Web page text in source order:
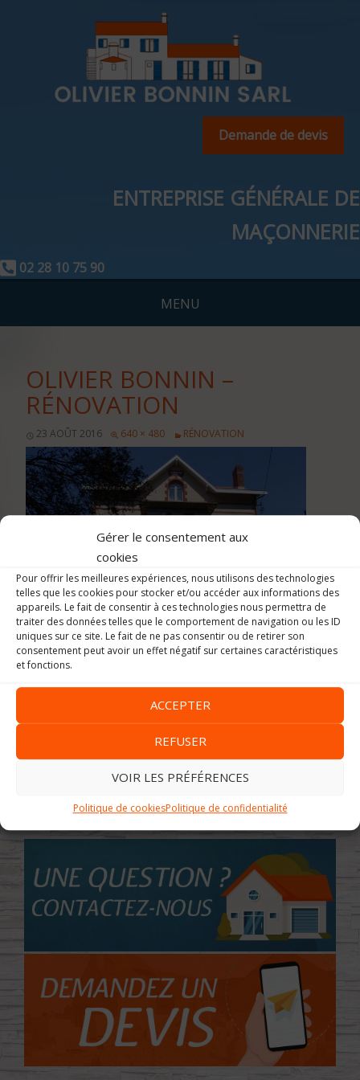
Gérer le consentement aux
cookies
Pour offrir les meilleures expériences, nous utilisons des technologies
telles que les cookies pour stocker et/ou accéder aux informations des
appareils. Le fait de consentir à ces technologies nous permettra de
traiter des données telles que le comportement de navigation ou les ID
uniques sur ce site. Le fait de ne pas consentir ou de retirer son
consentement peut avoir un effet négatif sur certaines caractéristiques
et fonctions.
ACCEPTER
REFUSER
VOIR LES PRÉFÉRENCES
Politique de cookiesPolitique de confidentialité
Demande de devis
ENTREPRISE GÉNÉRALE DE
MAÇONNERIE
02 28 10 75 90
OLIVIER BONNIN –
RÉNOVATION
23 AOÛT 2016 640 × 480 RÉNOVATION
Image suivante